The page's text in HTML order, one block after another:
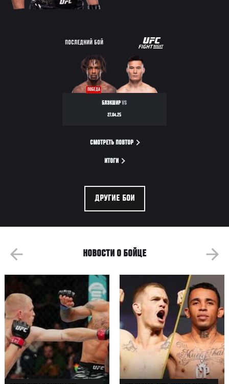
ПОСЛЕДНИЙ БОЙ
UFC
NIGHT
ПОБЕДА
БЛЭКШИРVS
27.04.25
СМОТРЕТЬ ПОВТОР
ИТОГИ
ДРУГИЕ БОИ
НОВОСТИ О БОЙЦЕ